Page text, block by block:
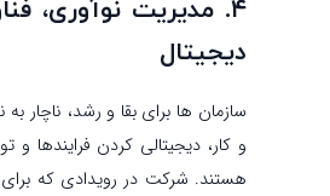
۴. مدیریت نوآوری،
دیجیتال
سازمان ها برای بقا و رشد، ناچار
و کار، دیجیتالی کردن فرایندها
هستند. شرکت در رویدادی که برای